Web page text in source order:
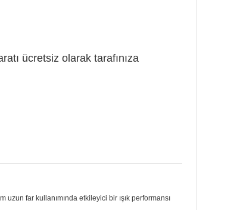
ücretsiz olarak tarafınıza
far kullanımında etkileyici bir ışık performansı